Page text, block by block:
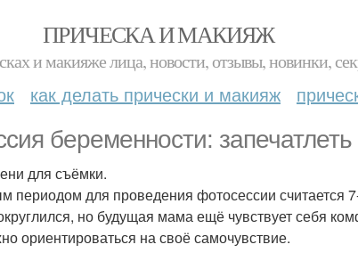
ПРИЧЕСКА И МАКИЯЖ
и макияже лица, новости, отзывы, новинки,
как делать прически и макияж
беременности:
для съёмки.
периодом для проведения фотосессии считается
но будущая мама ещё чувствует себя
ориентироваться на своё самочувствие.